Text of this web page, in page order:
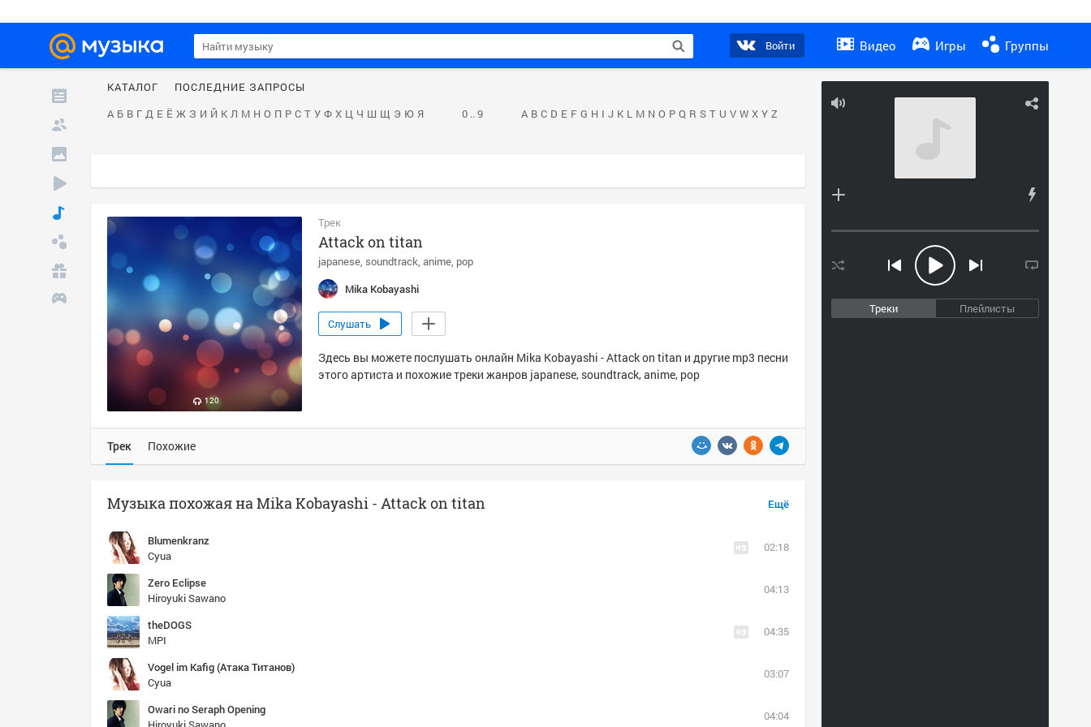
Войти Видео Игры Группы
Треки Плейлисты
КАТАЛОГ
ПОСЛЕДНИЕ ЗАПРОСЫ
А Б В Г Д Е Ё Ж З И Й К Л М Н О П Р С Т У Ф Х Ц Ч Ш Щ Э Ю Я 0 .. 9 A B C D E F G H I J K L M N O P Q R S T U V W X Y Z
120
Трек
Attack on titan
japanese soundtrack anime pop
Mika Kobayashi
Слушать
Здесь вы можете послушать онлайн Mika Kobayashi - Attack on titan и другие mp3 песни
этого артиста и похожие треки жанров japanese, soundtrack, anime, pop
Трек Похожие
Ещё
Музыка похожая на Mika Kobayashi - Attack on titan
Blumenkranz
Cyua
02:18
Zero Eclipse
Hiroyuki Sawano
04:13
theDOGS
MPI
04:35
Vogel im Kafig (Атака Титанов)
Cyua
03:07
Owari no Seraph Opening
04:04